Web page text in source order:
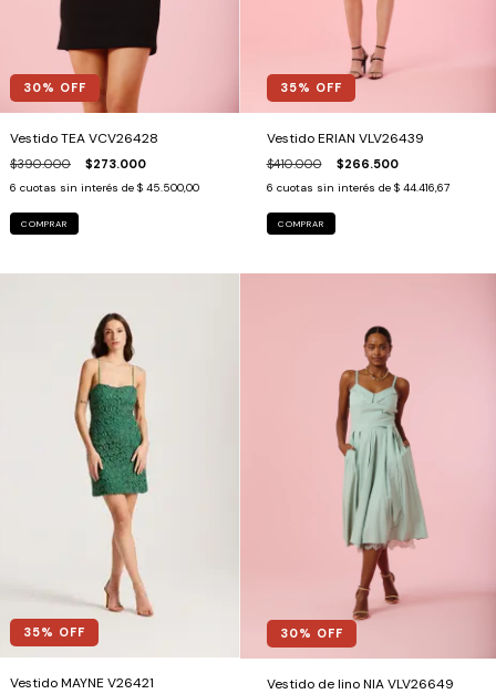
30% OFF
Vestido TEA VCV26428
$390.000 $273.000
6 cuotas sin interés de $ 45.500,00
COMPRAR
35% OFF
Vestido ERIAN VLV26439
$410.000 $266.500
6 cuotas sin interés de $ 44.416,67
COMPRAR
35% OFF
Vestido MAYNE V26421
30% OFF
Vestido de lino NIA VLV26649